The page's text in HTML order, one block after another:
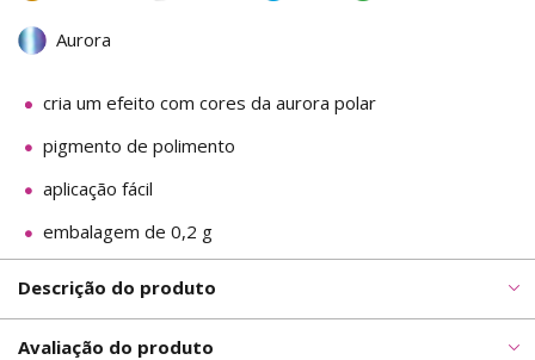
Aurora
cria um efeito com cores da aurora polar
pigmento de polimento
aplicação fácil
embalagem de 0,2 g
Descrição do produto
Avaliação do produto